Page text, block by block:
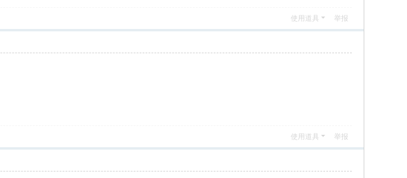
使用道具 举报
使用道具 举报